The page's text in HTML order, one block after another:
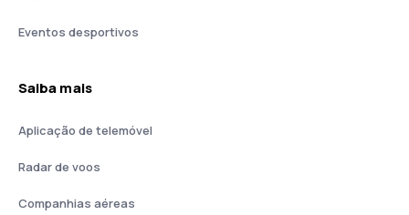
Eventos desportivos
Saiba mais
Aplicação de telemóvel
Radar de voos
Companhias aéreas